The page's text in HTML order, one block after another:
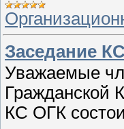
Заседание
Уважаемые
Гражданской
КС ОГК